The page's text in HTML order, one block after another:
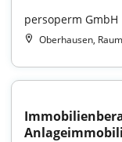
persoperm GmbH
Oberhausen, Raum